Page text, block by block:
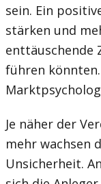
sein. Ein
stärken und
enttäuschende
führen
Je näher der
mehr wachsen
Unsicherheit.